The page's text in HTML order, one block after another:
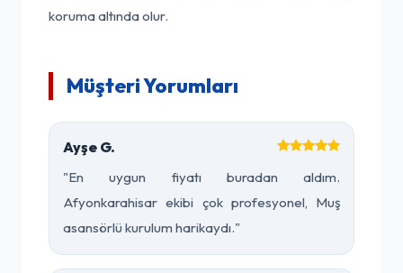
koruma altında olur.
Müşteri Yorumları
Ayşe G.
"En uygun fiyatı buradan aldım.
Afyonkarahisar ekibi çok profesyonel, Muş
asansörlü kurulum harikaydı."